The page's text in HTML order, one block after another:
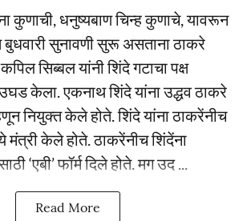
कुणाची, धनुष्यबाण चिन्ह कुणाचे, यावरून
बुधवारी सुनावणी सुरू असताना ठाकरे
सिब्बल यांनी शिंदे गटाचा पक्ष
केला. एकनाथ शिंदे यांना उद्धव ठाकरे
नियुक्त केले होते. शिंदे यांना ठाकरेंनीच
केले होते. ठाकरेंनीच शिंदेंना
‘एबी’ फॉर्म दिले होते. मग उद ...
Read More